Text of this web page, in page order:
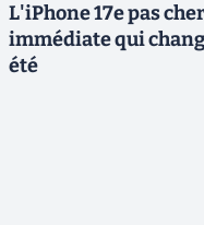
L'iPhone 17e pas
immédiate qui
été